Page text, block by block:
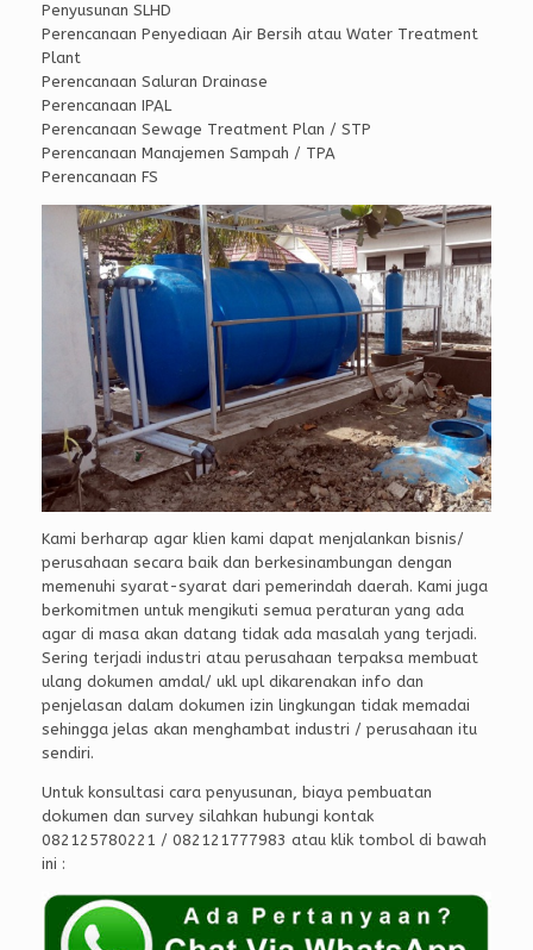
Penyusunan SLHD
Perencanaan Penyediaan Air Bersih atau Water Treatment
Plant
Perencanaan Saluran Drainase
Perencanaan IPAL
Perencanaan Sewage Treatment Plan / STP
Perencanaan Manajemen Sampah / TPA
Perencanaan FS
Kami berharap agar klien kami dapat menjalankan bisnis/
perusahaan secara baik dan berkesinambungan dengan
memenuhi syarat-syarat dari pemerindah daerah. Kami juga
berkomitmen untuk mengikuti semua peraturan yang ada
agar di masa akan datang tidak ada masalah yang terjadi.
Sering terjadi industri atau perusahaan terpaksa membuat
ulang dokumen amdal/ ukl upl dikarenakan info dan
penjelasan dalam dokumen izin lingkungan tidak memadai
sehingga jelas akan menghambat industri / perusahaan itu
sendiri.
Untuk konsultasi cara penyusunan, biaya pembuatan
dokumen dan survey silahkan hubungi kontak
082125780221 / 082121777983 atau klik tombol di bawah
ini :